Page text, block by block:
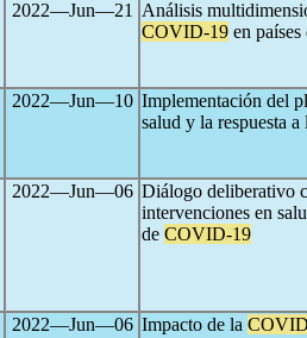
2022―Jun―21
Análisis
COVID-19 en
2022―Jun―10 Implementación del
salud y la respuesta
2022―Jun―06 Diálogo deliberativo
intervenciones en
de COVID-19
2022―Jun―06 Impacto de la